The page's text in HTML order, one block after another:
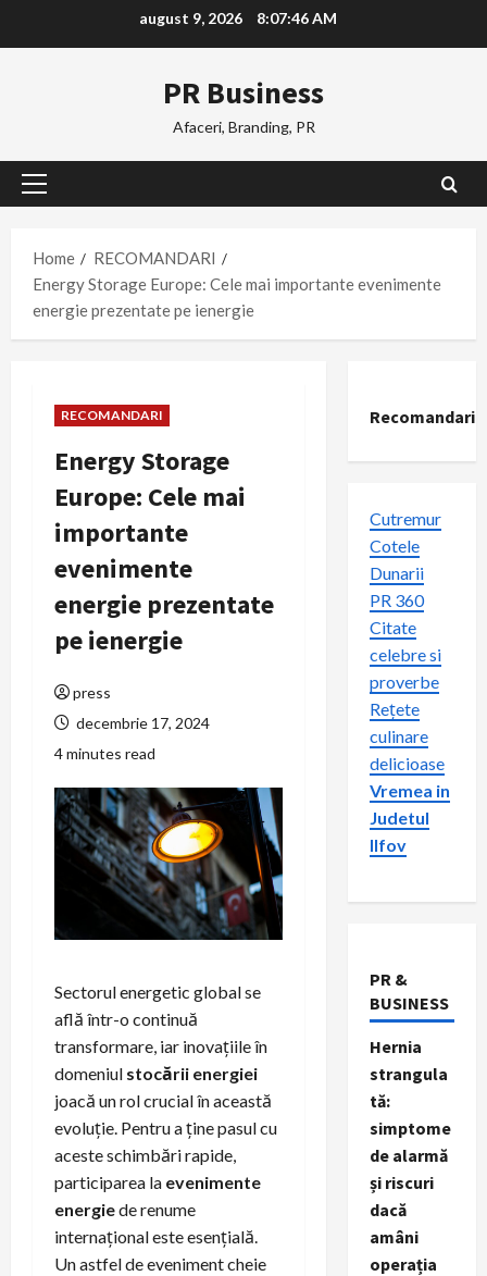
august 9, 2026 8:07:46 AM
PR Business
Afaceri, Branding, PR
Primary
Home
RECOMANDARI
Energy Storage Europe: Cele mai importante evenimente
energie prezentate pe ienergie
RECOMANDARI
Energy Storage
Europe: Cele mai
importante
evenimente
energie prezentate
pe ienergie
press
decembrie 17, 2024
4 minutes read
Sectorul energetic global se
află într-o continuă
transformare, iar inovațiile în
domeniul stocării energiei
joacă un rol crucial în această
evoluție. Pentru a ține pasul cu
aceste schimbări rapide,
participarea la evenimente
energiede renume
internațional este esențială.
Un astfel de eveniment cheie
Recomandari
Cutremur
Cotele
Dunarii
PR 360
Citate
celebre si
proverbe
Rețete
culinare
delicioase
Vremea in
Judetul
Ilfov
PR &
BUSINESS
Hernia
strangula
tă:
simptome
de alarmă
și riscuri
dacă
amâni
operația